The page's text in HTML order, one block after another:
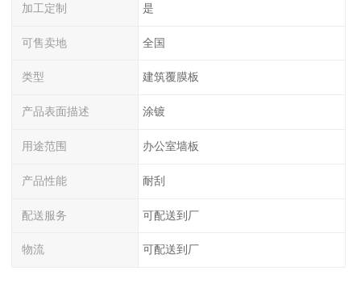
加工定制 是
可售卖地 全国
类型 建筑覆膜板
产品表面描述 涂镀
用途范围 办公室墙板
产品性能 耐刮
配送服务 可配送到厂
物流 可配送到厂